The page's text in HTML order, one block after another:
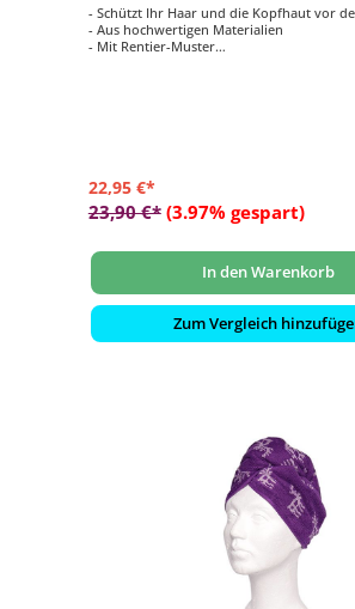
- Schützt Ihr Haar und die Kopfhaut vor
- Aus hochwertigen Materialien
- Mit Rentier-Muster
22,95 €*
23,90 €* (3.97% gespart)
In den Warenkorb
Zum Vergleich